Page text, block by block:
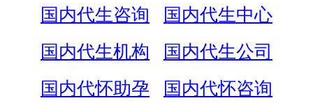
国内代生咨询
国内代生中心
国内代生机构
国内代生公司
国内代怀助孕
国内代怀咨询